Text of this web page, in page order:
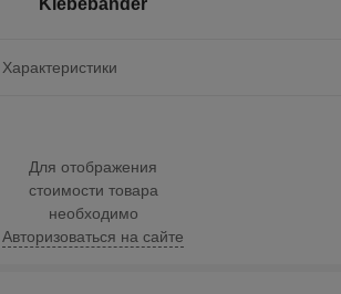
Klebebänder
Характеристики
Для отображения
стоимости товара
необходимо
Авторизоваться на сайте